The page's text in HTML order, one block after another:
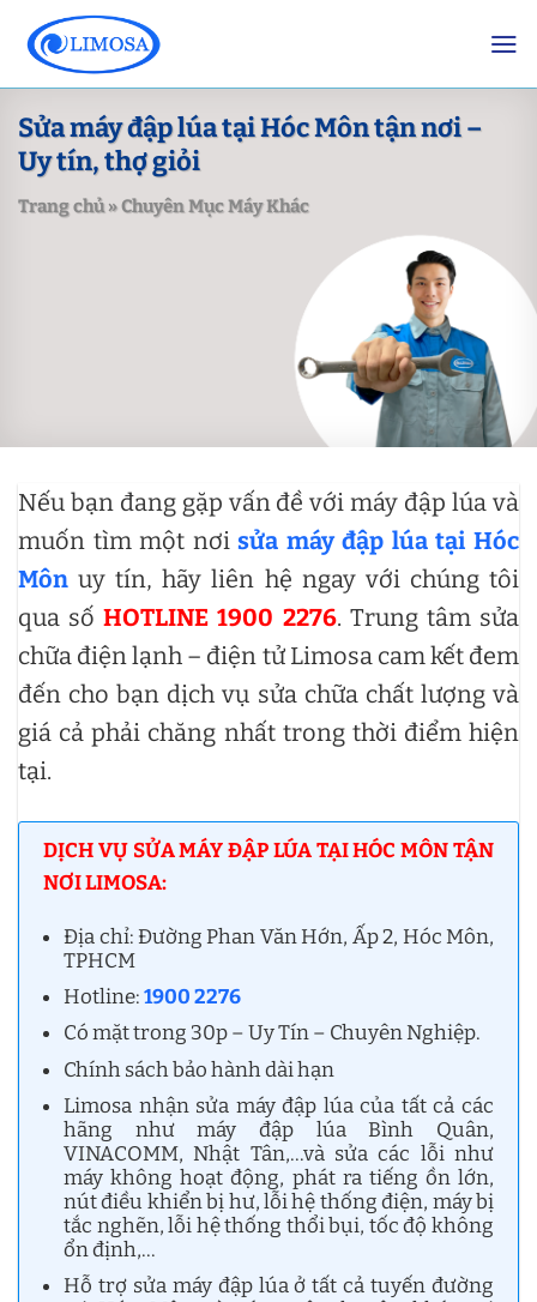
content
Sửa máy đập lúa tại Hóc Môn tận nơi –
Uy tín, thợ giỏi
Trang chủ»Chuyên Mục Máy Khác
Nếu bạn đang gặp vấn đề với máy đập lúa và
muốn tìm một nơisửa máy đập lúa tại Hóc
Môn uy tín, hãy liên hệ ngay với chúng tôi
qua sốHOTLINE 1900 2276. Trung tâm sửa
chữa điện lạnh – điện tử Limosa cam kết đem
đến cho bạn dịch vụ sửa chữa chất lượng và
giá cả phải chăng nhất trong thời điểm hiện
tại.
DỊCH VỤ SỬA MÁY ĐẬP LÚA TẠI HÓC MÔN TẬN
NƠI LIMOSA:
Địa chỉ: Đường Phan Văn Hớn, Ấp 2, Hóc Môn,
TPHCM
Hotline:1900 2276
Có mặt trong 30p – Uy Tín – Chuyên Nghiệp.
Chính sách bảo hành dài hạn
Limosa nhận sửa máy đập lúa của tất cả các
hãng như máy đập lúa Bình Quân,
VINACOMM, Nhật Tân,…và sửa các lỗi như
máy không hoạt động, phát ra tiếng ồn lớn,
nút điều khiển bị hư, lỗi hệ thống điện, máy bị
tắc nghẽn, lỗi hệ thống thổi bụi, tốc độ không
ổn định,…
Hỗ trợ sửa máy đập lúa ở tất cả tuyến đường